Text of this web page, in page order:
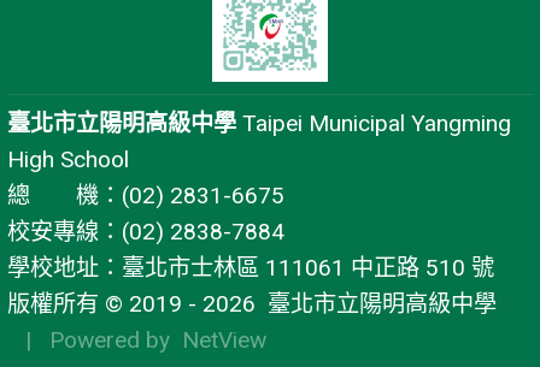
臺北市立陽明高級中學 Taipei Municipal Yangming
High School
總 機：(02) 2831-6675
校安專線：(02) 2838-7884
學校地址：臺北市士林區 111061 中正路 510 號
版權所有 © 2019 - 2026 臺北市立陽明高級中學
| Powered by NetView